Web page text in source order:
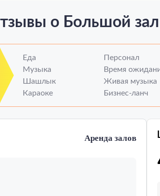
о Большой
Еда Персонал
Музыка
Время
Шашлык
Живая музыка
Караоке
Бизнес-ланч
Аренда залов